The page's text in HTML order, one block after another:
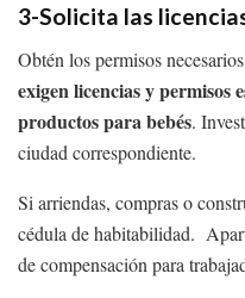
3-Solicita las
Obtén los permisos
exigen licencias y permisos
productos para bebés.
ciudad correspondiente.
Si arriendas, compras o
cédula de habitabilidad.
de compensación para